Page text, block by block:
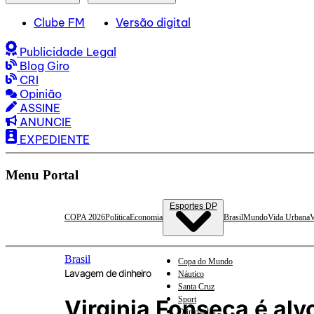
Clube FM Versão digital
Publicidade Legal
Blog Giro
CRI
Opinião
ASSINE
ANUNCIE
EXPEDIENTE
Menu Portal
COPA 2026PolíticaEconomia
Esportes DP
Copa do Mundo
Náutico
Santa Cruz
Sport
Olimpíadas
BrasilMundoVida Urbana
Brasil
Lavagem de dinheiro